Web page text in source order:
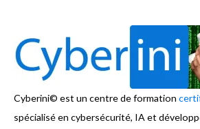
Cyberini© est un centre de formation
spécialisé en cybersécurité, IA et